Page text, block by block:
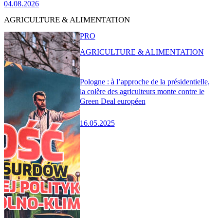
04.08.2026
AGRICULTURE & ALIMENTATION
Pologne : à l’approche de la présidentielle,
la colère des agriculteurs monte contre le
Green Deal européen
16.05.2025
PRO
AGRICULTURE & ALIMENTATION